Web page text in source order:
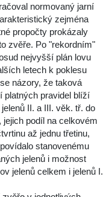
normovaný jarní
zejména
propočty prokázaly
zvěře. Po "rekordním"
nejvyšší plán lovu
letech k poklesu
názory, že taková
platných pravidel blíží
II. a III. věk. tř. do
jejich podíl na celkovém
až jednu třetinu,
stanovenému
jelenů i možnost
jelenů celkem i jelenů I.